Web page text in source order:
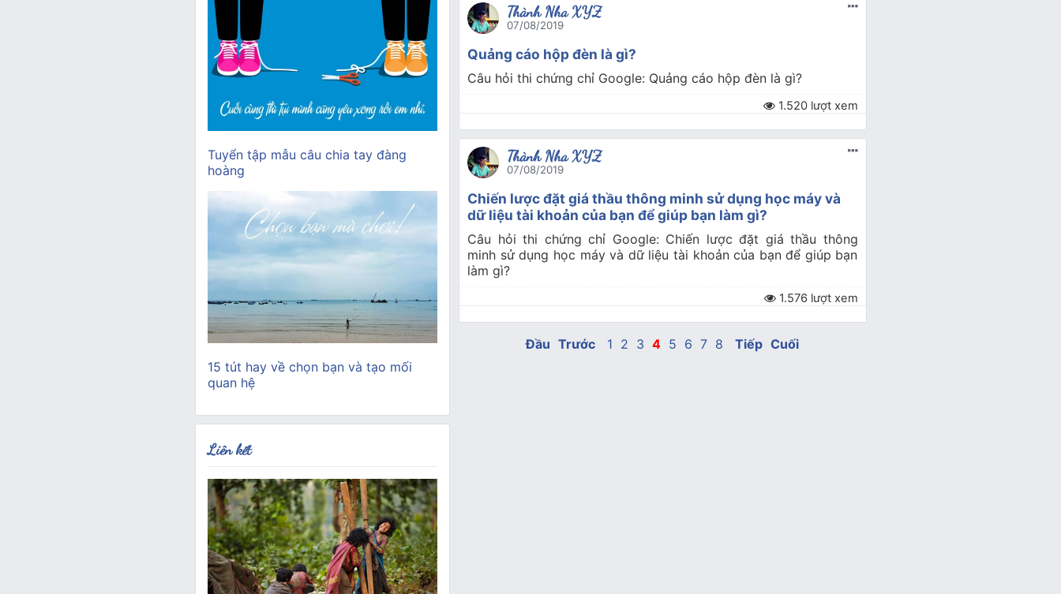
Thành Nha XYZ
07/08/2019
Quảng cáo hộp đèn là gì?
Câu hỏi thi chứng chỉ Google: Quảng cáo hộp đèn là gì?
1.520 lượt xem
Thành Nha XYZ
07/08/2019
Chiến lược đặt giá thầu thông minh sử dụng học máy và
dữ liệu tài khoản của bạn để giúp bạn làm gì?
Câu hỏi thi chứng chỉ Google: Chiến lược đặt giá thầu thông
minh sử dụng học máy và dữ liệu tài khoản của bạn để giúp bạn
làm gì?
1.576 lượt xem
Đầu Trước 1 2 3 4 5 6 7 8 Tiếp Cuối
Tuyển tập mẫu câu chia tay đàng
hoàng
15 tút hay về chọn bạn và tạo mối
quan hệ
Liên kết